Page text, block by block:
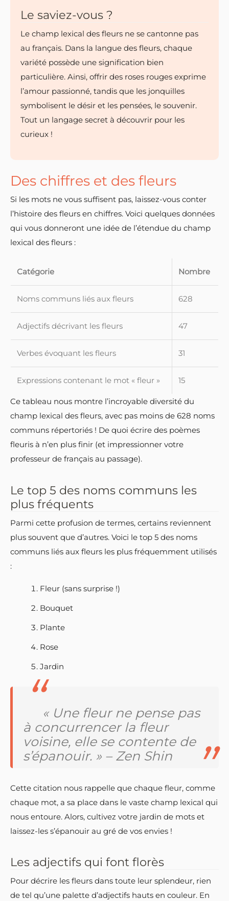
Le saviez-vous ?
Le champ lexical des fleurs ne se cantonne pas
au français. Dans la langue des fleurs, chaque
variété possède une signification bien
particulière. Ainsi, offrir des roses rouges exprime
l’amour passionné, tandis que les jonquilles
symbolisent le désir et les pensées, le souvenir.
Tout un langage secret à découvrir pour les
curieux !
Des chiffres et des fleurs
Si les mots ne vous suffisent pas, laissez-vous conter
l’histoire des fleurs en chiffres. Voici quelques données
qui vous donneront une idée de l’étendue du champ
lexical des fleurs :
Catégorie Nombre
Noms communs liés aux fleurs 628
Adjectifs décrivant les fleurs 47
Verbes évoquant les fleurs 31
Expressions contenant le mot « fleur » 15
Ce tableau nous montre l’incroyable diversité du
champ lexical des fleurs, avec pas moins de 628 noms
communs répertoriés ! De quoi écrire des poèmes
fleuris à n’en plus finir (et impressionner votre
professeur de français au passage).
Le top 5 des noms communs les
plus fréquents
Parmi cette profusion de termes, certains reviennent
plus souvent que d’autres. Voici le top 5 des noms
communs liés aux fleurs les plus fréquemment utilisés
:
Fleur (sans surprise !)
Bouquet
Plante
Rose
Jardin
« Une fleur ne pense pas
à concurrencer la fleur
voisine, elle se contente de
s’épanouir. » – Zen Shin
Cette citation nous rappelle que chaque fleur, comme
chaque mot, a sa place dans le vaste champ lexical qui
nous entoure. Alors, cultivez votre jardin de mots et
laissez-les s’épanouir au gré de vos envies !
Les adjectifs qui font florès
Pour décrire les fleurs dans toute leur splendeur, rien
de tel qu’une palette d’adjectifs hauts en couleur. En